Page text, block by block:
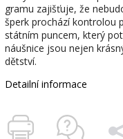
gramu zajišťuje, že
šperk prochází kontrolou
státním puncem, který
náušnice jsou nejen
dětství.
Detailní informace